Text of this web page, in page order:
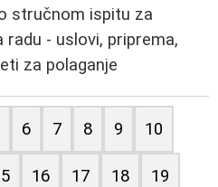
stručnom ispitu za
radu - uslovi, priprema,
za polaganje
6 7 8 9 10
16 17 18 19